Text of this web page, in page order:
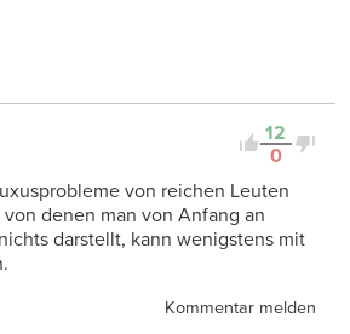
12
0
von reichen Leuten
denen man von Anfang an
darstellt, kann wenigstens mit
Kommentar melden